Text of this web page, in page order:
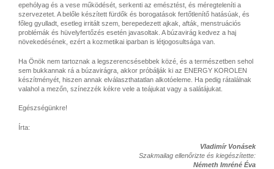
epehólyag és a vese működését, serkenti az emésztést, és méregteleníti a
szervezetet. A belőle készített fürdők és borogatások fertőtlenítő hatásúak, és
főleg gyulladt, esetleg irritált szem, berepedezett ajkak, afták, menstruációs
problémák és hüvelyfertőzés esetén javasoltak. A búzavirág kedvez a haj
növekedésének, ezért a kozmetikai iparban is létjogosultsága van.
Ha Önök nem tartoznak a legszerencsésebbek közé, és a természetben sehol
sem bukkannak rá a búzavirágra, akkor próbálják ki az ENERGY KOROLEN
készítményét, hiszen annak elválaszthatatlan alkotóeleme. Ha pedig rátalálnak
valahol a mezőn, színezzék kékre vele a teájukat vagy a salátájukat.
Egészségünkre!
Írta:
Vladimír Vonásek
Szakmailag ellenőrizte és kiegészítette:
Németh Imréné Éva